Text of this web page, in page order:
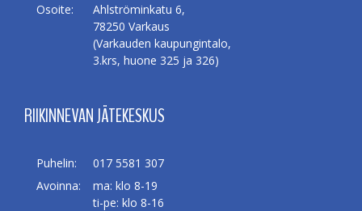
Osoite:
Ahlströminkatu 6,
78250 Varkaus
(Varkauden kaupungintalo,
3.krs, huone 325 ja 326)
RIIKINNEVAN JÄTEKESKUS
Puhelin:
017 5581 307
Avoinna:
ma: klo 8-19
ti-pe: klo 8-16